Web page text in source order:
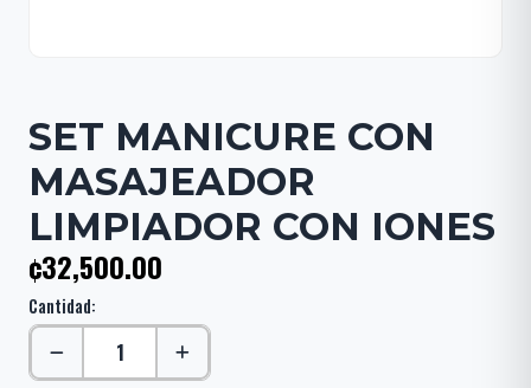
SET MANICURE CON
MASAJEADOR
LIMPIADOR CON IONES
¢32,500.00
Cantidad: